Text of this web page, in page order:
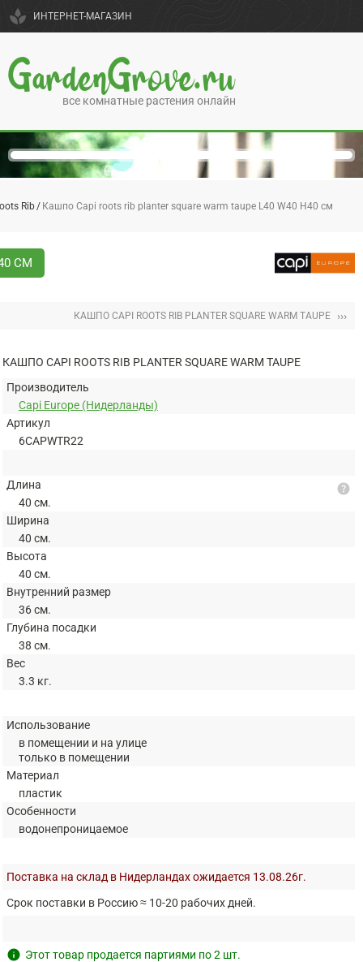
spa ИНТЕРНЕТ-МАГАЗИН
GardenGrove.ru
все комнатные растения онлайн
Rib Кашпо Capi roots rib planter square warm taupe L40 W40 H40 см
СМ
КАШПО CAPI ROOTS RIB PLANTER SQUARE WARM TAUPE ›››
КАШПО CAPI ROOTS RIB PLANTER SQUARE WARM TAUPE
Производитель
Capi Europe (Нидерланды)
Артикул
6CAPWTR22
Длина
40 см.
Ширина
40 см.
Высота
40 см.
Внутренний размер
36 см.
Глубина посадки
38 см.
Вес
3.3 кг.
help
Использование
в помещении и на улице
только в помещении
Материал
пластик
Особенности
водонепроницаемое
Поставка на склад в Нидерландах ожидается 13.08.26г.
Срок поставки в Россию ≈ 10-20 рабочих дней.
info Этот товар продается партиями по 2 шт.